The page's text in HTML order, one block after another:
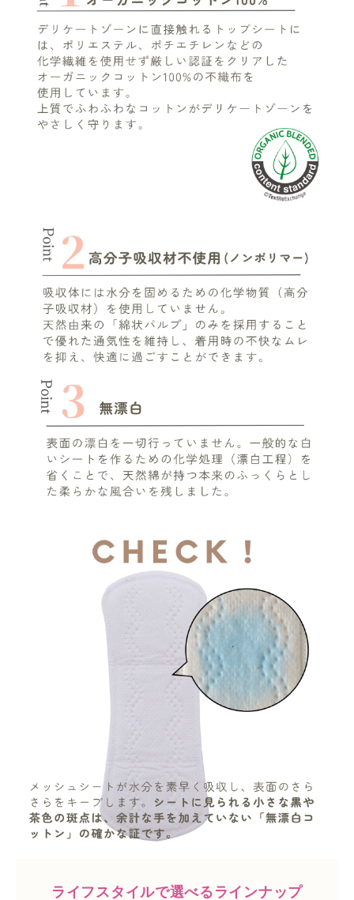
ライフスタイルで選べるラインナップ